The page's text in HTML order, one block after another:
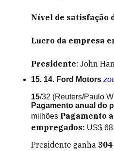
Nível de satisfação
Lucro da empresa
Presidente: John
15. 14. Ford Motors
15/32 (Reuters/Paulo
Pagamento anual do
milhões Pagamento
empregados: US$
Presidente ganha 304